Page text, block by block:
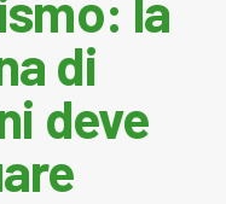
di
deve